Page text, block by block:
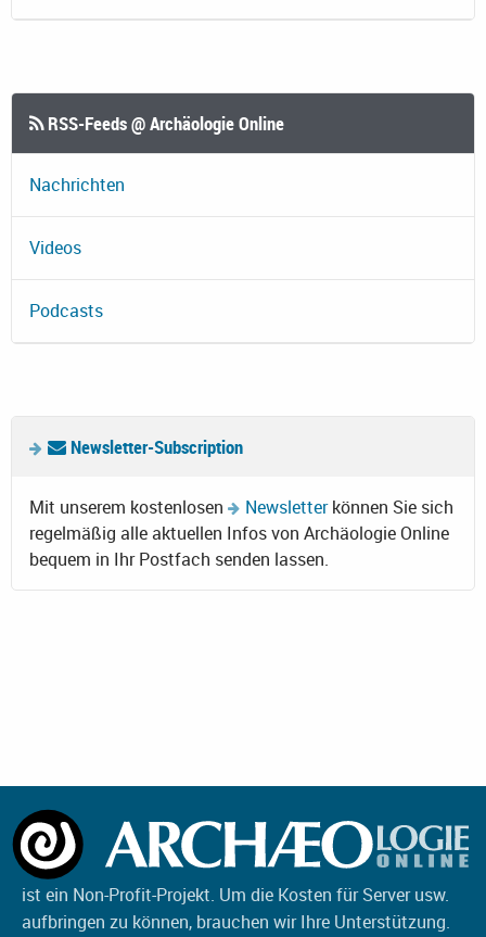
RSS-Feeds @ Archäologie Online
Nachrichten
Videos
Podcasts
Newsletter-Subscription
Mit unserem kostenlosen Newsletterkönnen Sie sich
regelmäßig alle aktuellen Infos von Archäologie Online
bequem in Ihr Postfach senden lassen.
ist ein Non-Profit-Projekt. Um die Kosten für Server usw.
aufbringen zu können, brauchen wir Ihre Unterstützung.